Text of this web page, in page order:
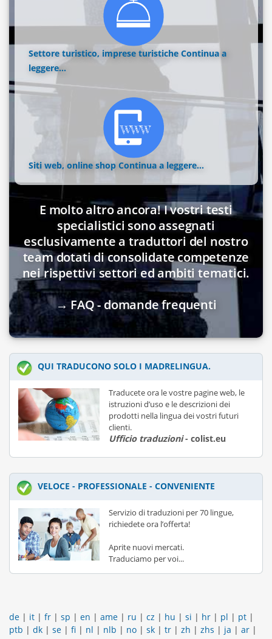
Settore turistico, imprese turistiche Continua a
leggere...
Siti web, online shop Continua a leggere...
E molto altro ancora! I vostri testi
specialistici sono assegnati
esclusivamente a traduttori del nostro
team dotati di consolidate competenze
nei rispettivi settori ed ambiti tematici.
→ FAQ - domande frequenti
QUI TRADUCONO SOLO I MADRELINGUA.
Traducete ora le vostre pagine web, le
istruzioni d’uso e le descrizioni dei
prodotti nella lingua dei vostri futuri
clienti.
Ufficio traduzioni- colist.eu
VELOCE - PROFESSIONALE - CONVENIENTE
Servizio di traduzioni per 70 lingue,
richiedete ora l’offerta!
Aprite nuovi mercati.
Traduciamo per voi...
de | it | fr | sp | en | ame | ru | cz | hu | si | hr | pl | pt |
ptb | dk | se | fi | nl | nlb | no | sk | tr | zh | zhs | ja | ar |